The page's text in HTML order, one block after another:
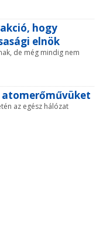
hogy
elnök
de még mindig nem
atomerőművüket
az egész hálózat